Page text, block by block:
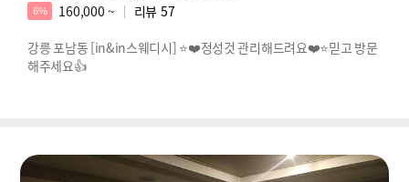
6% 160,000 ~ 리뷰 57
강릉 포남동 [in&in스웨디시] ⭐❤️정성것 관리해드려요❤️⭐믿고 방문
해주세요👍